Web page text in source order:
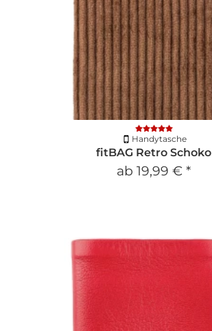
Handytasche
fitBAG Retro Schoko
ab 19,99 € *